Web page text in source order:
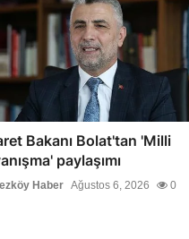
Bakanı Bolat'tan 'Milli
paylaşımı
Haber Ağustos 6, 2026 0